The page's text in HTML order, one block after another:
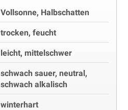
Vollsonne, Halbschatten
trocken, feucht
leicht, mittelschwer
schwach sauer, neutral,
schwach alkalisch
winterhart